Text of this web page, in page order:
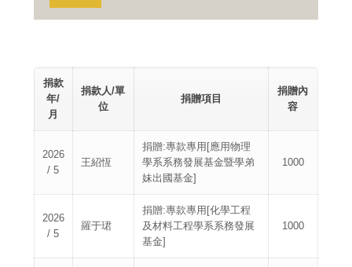
捐款
年/
月
捐款人/單
位
捐贈項目
捐贈內
容
2026
/ 5
王紹恆
捐贈:專款專用[應用物理
學系系務發展基金暨學弟
妹出國基金]
1000
2026
/ 5
羅于珺
捐贈:專款專用[化學工程
及材料工程學系系務發展
基金]
1000